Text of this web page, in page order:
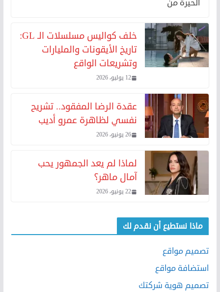
الحيرة من
خلف كواليس مسلسلات الـ GL:
تاريخ الأيقونات والمليارات
وتشريعات الواقع
12 يوليو، 2026
عقدة الرضا المفقود.. تشريح
نفسي لظاهرة عمرو أديب
26 يونيو، 2026
لماذا لم يعد الجمهور يحب
آمال ماهر؟
22 يونيو، 2026
ماذا نستطيع أن نقدم لك
تصميم مواقع
استضافة مواقع
تصميم هوية شركتك